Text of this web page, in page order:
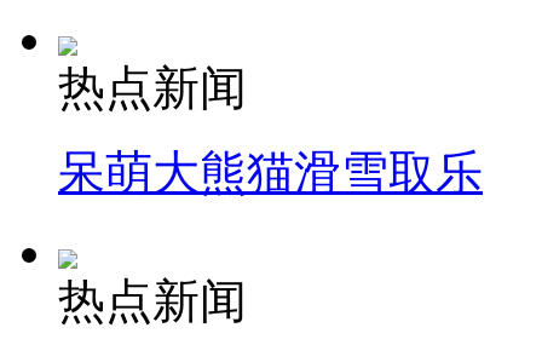
热点新闻
呆萌大熊猫滑雪取乐
热点新闻